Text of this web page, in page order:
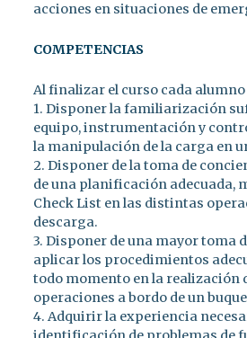
acciones en situaciones de
COMPETENCIAS
Al finalizar el curso cada alumno
1. Disponer la familiarización
equipo, instrumentación y
la manipulación de la carga en
2. Disponer de la toma de
de una planificación adecuada,
Check List en las distintas
descarga.
3. Disponer de una mayor toma
aplicar los procedimientos
todo momento en la realización
operaciones a bordo de un
4. Adquirir la experiencia